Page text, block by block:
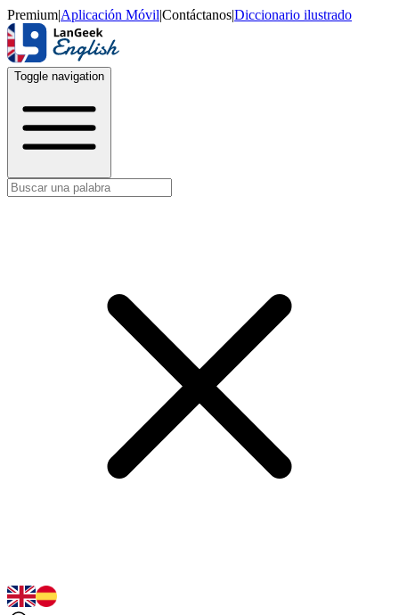
Premium|Aplicación Móvil|Contáctanos|Diccionario ilustrado
Toggle navigation